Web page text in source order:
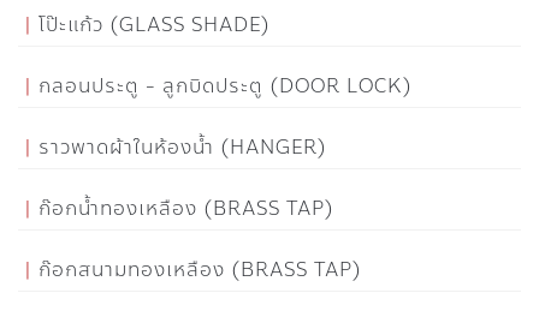
โป๊ะแก้ว (GLASS SHADE)
กลอนประตู - ลูกบิดประตู (DOOR LOCK)
ราวพาดผ้าในห้องน้ำ (HANGER)
ก๊อกน้ำทองเหลือง (BRASS TAP)
ก๊อกสนามทองเหลือง (BRASS TAP)